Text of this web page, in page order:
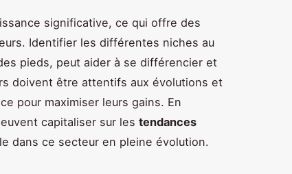
significative, ce qui offre des
Identifier les différentes niches au
pieds, peut aider à se différencier et
doivent être attentifs aux évolutions et
pour maximiser leurs gains. En
capitaliser sur les tendances
dans ce secteur en pleine évolution.